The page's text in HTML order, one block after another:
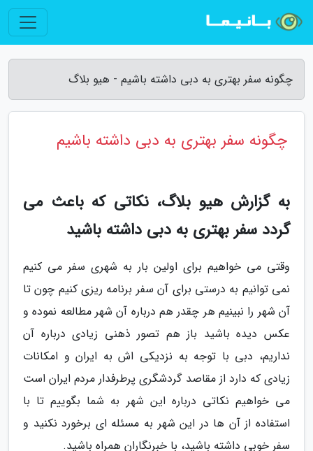
چگونه سفر بهتری به دبی داشته باشیم - هیو بلاگ
چگونه سفر بهتری به دبی داشته باشیم
به گزارش هیو بلاگ، نکاتی که باعث می
گردد سفر بهتری به دبی داشته باشید
وقتی می خواهیم برای اولین بار به شهری سفر می کنیم
نمی توانیم به درستی برای آن سفر برنامه ریزی کنیم چون تا
آن شهر را نبینیم هر چقدر هم درباره آن شهر مطالعه نموده و
عکس دیده باشید باز هم تصور ذهنی زیادی درباره آن
نداریم، دبی با توجه به نزدیکی اش به ایران و امکانات
زیادی که دارد از مقاصد گردشگری پرطرفدار مردم ایران است
می خواهیم نکاتی درباره این شهر به شما بگوییم تا با
استفاده از آن ها در این شهر به مسئله ای برخورد نکنید و
سفر خوبی داشته باشید، با خبرنگاران همراه باشید.